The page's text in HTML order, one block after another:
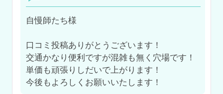
自慢師たち様
口コミ投稿ありがとうございます！
交通かなり便利ですが混雑も無く穴場です！
単価も頑張りしだいで上がります！
今後もよろしくお願いいたします！